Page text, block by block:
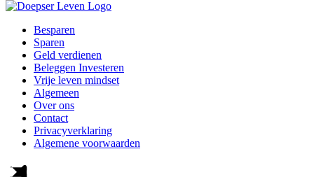
Besparen
Sparen
Geld verdienen
Beleggen Investeren
Vrije leven mindset
Algemeen
Over ons
Contact
Privacyverklaring
Algemene voorwaarden